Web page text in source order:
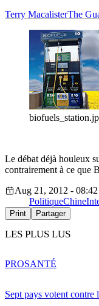
Terry MacalisterThe
Le débat déjà houleux
contrairement à ce que
Aug 21, 2012 - 08:42
PolitiqueChine
Print Partager
LES PLUS LUS
Sept pays votent contre
PROSANTÉ